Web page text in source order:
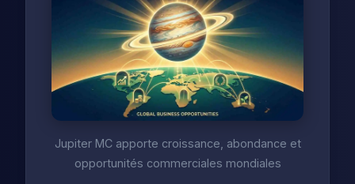
Jupiter MC apporte croissance, abondance et
opportunités commerciales mondiales